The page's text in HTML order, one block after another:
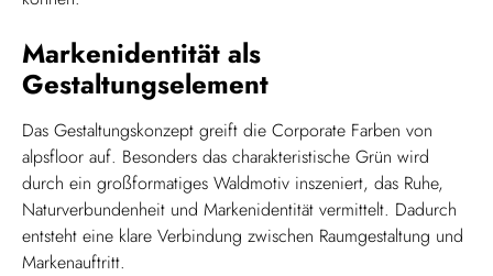
Markenidentität als
Gestaltungselement
Das Gestaltungskonzept greift die Corporate Farben von
alpsfloor auf. Besonders das charakteristische Grün wird
durch ein großformatiges Waldmotiv inszeniert, das Ruhe,
Naturverbundenheit und Markenidentität vermittelt. Dadurch
entsteht eine klare Verbindung zwischen Raumgestaltung und
Markenauftritt.